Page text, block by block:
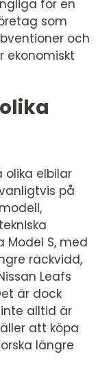
för en
som
och
ekonomiskt
olika elbilar
på
Model S, med
räckvidd,
Leafs
är dock
alltid är
att köpa
längre